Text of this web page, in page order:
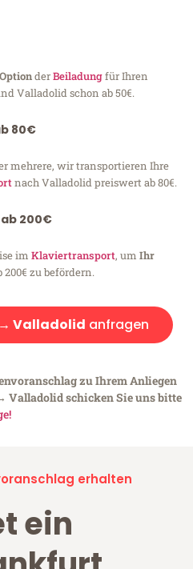
derBeiladungfür Ihren
Valladolid schon ab 50€.
80€
mehrere, wir transportieren Ihre
nach Valladolid preiswert ab 80€.
ab 200€
im Klaviertransport, um Ihr
200€ zu befördern.
Valladolid anfragen
zu Ihrem Anliegen
Valladolid schicken Sie uns bitte
erhalten
ein